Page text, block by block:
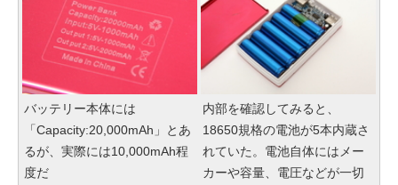
バッテリー本体には
「Capacity:20,000mAh」とあ
るが、実際には10,000mAh程
度だ
内部を確認してみると、
18650規格の電池が5本内蔵さ
れていた。電池自体にはメー
カーや容量、電圧などが一切